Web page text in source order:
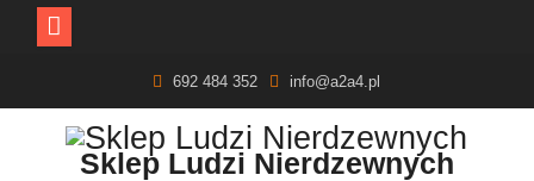
content
692 484 352 info@a2a4.pl
Sklep Ludzi Nierdzewnych